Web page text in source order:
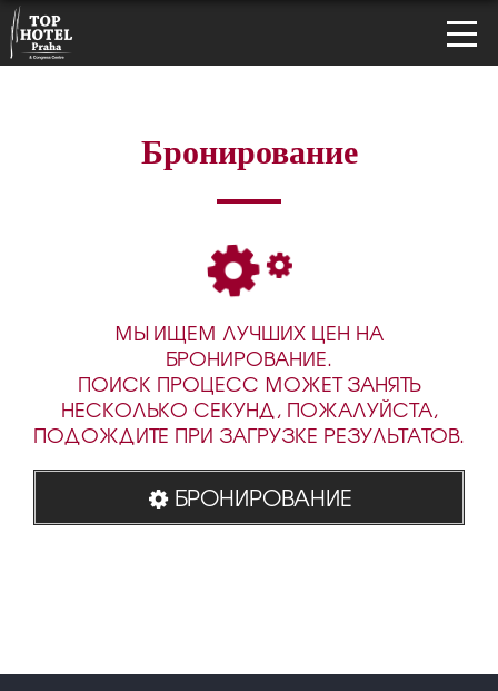
Бронирование
МЫ ИЩЕМ ЛУЧШИХ ЦЕН НА
БРОНИРОВАНИЕ.
ПОИСК ПРОЦЕСС МОЖЕТ ЗАНЯТЬ
НЕСКОЛЬКО СЕКУНД, ПОЖАЛУЙСТА,
ПОДОЖДИТЕ ПРИ ЗАГРУЗКЕ РЕЗУЛЬТАТОВ.
БРОНИРОВАНИЕ